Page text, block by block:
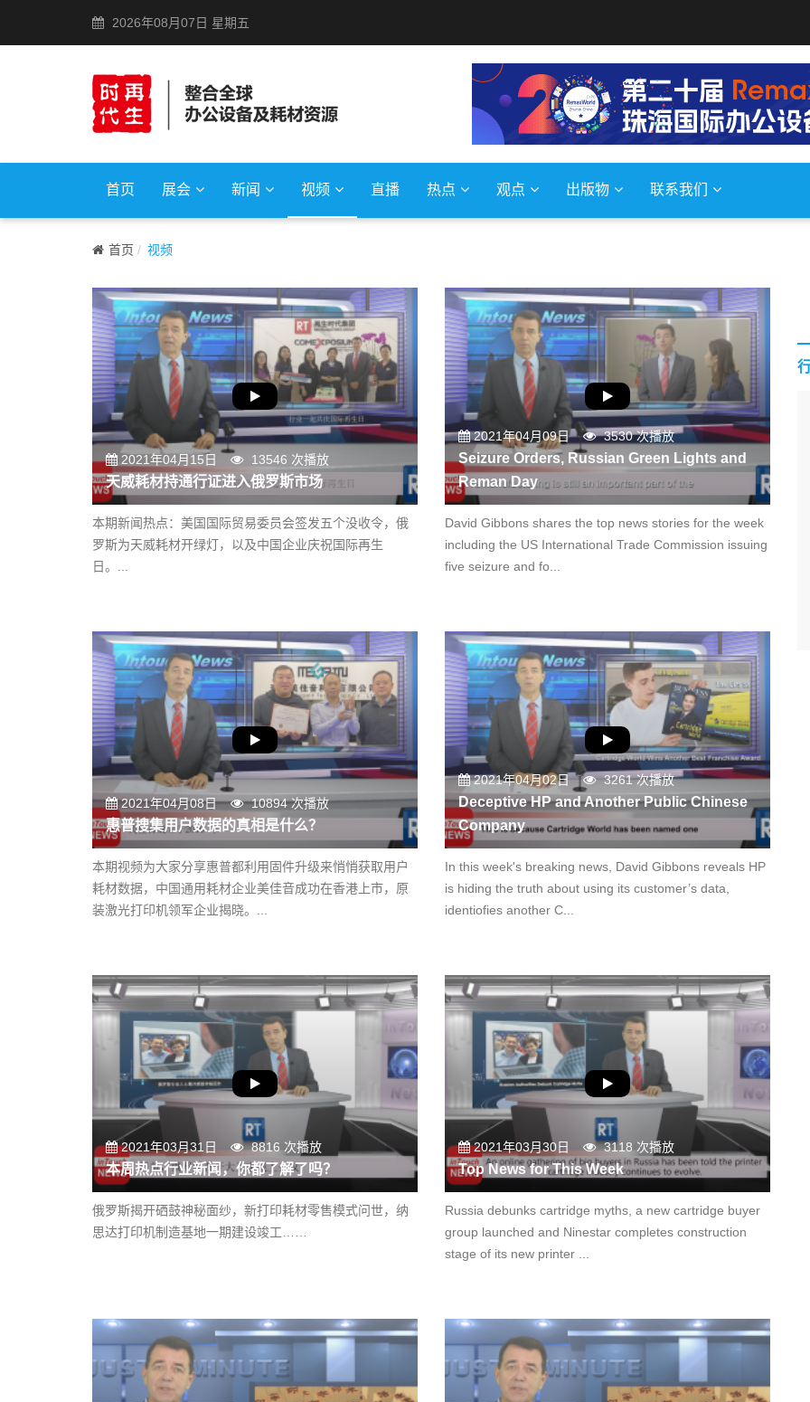
2026年08月07日 星期五
首页 展会 新闻 视频 直播 热点 观点 出版物 联系我们
首页 视频
2021年04月15日 13546 次播放
天威耗材持通行证进入俄罗斯市场
本期新闻热点：美国国际贸易委员会签发五个没收令，俄
罗斯为天威耗材开绿灯，以及中国企业庆祝国际再生
日。...
2021年04月09日 3530 次播放
Seizure Orders, Russian Green Lights and
Reman Day
David Gibbons shares the top news stories for the week
including the US International Trade Commission issuing
five seizure and fo...
2021年04月08日 10894 次播放
惠普搜集用户数据的真相是什么？
本期视频为大家分享惠普都利用固件升级来悄悄获取用户
耗材数据，中国通用耗材企业美佳音成功在香港上市，原
装激光打印机领军企业揭晓。...
2021年04月02日 3261 次播放
Deceptive HP and Another Public Chinese
Company
In this week's breaking news, David Gibbons reveals HP
is hiding the truth about using its customer’s data,
identiofies another C...
2021年03月31日 8816 次播放
本周热点行业新闻，你都了解了吗？
俄罗斯揭开硒鼓神秘面纱，新打印耗材零售模式问世，纳
思达打印机制造基地一期建设竣工……
2021年03月30日 3118 次播放
Top News for This Week
Russia debunks cartridge myths, a new cartridge buyer
group launched and Ninestar completes construction
stage of its new printer ...